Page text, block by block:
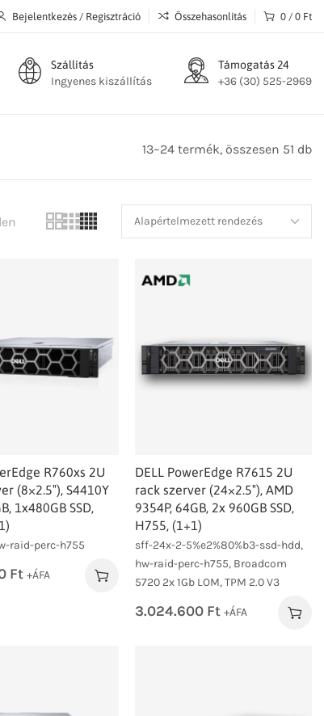
Bejelentkezés / Regisztráció Összehasonlítás 0 / 0 Ft
Szállítás
Ingyenes kiszállítás
Támogatás 24
+36 (30) 525-2969
13–24 termék, összesen 51 db
R760xs 2U
(8×2.5″), S4410Y
1x480GB SSD,
raid-perc-h755
Ft +ÁFA
DELL PowerEdge R7615 2U
rack szerver (24×2.5″), AMD
9354P, 64GB, 2x 960GB SSD,
H755, (1+1)
sff-24x-2-5%e2%80%b3-ssd-hdd,
hw-raid-perc-h755, Broadcom
5720 2x 1Gb LOM, TPM 2.0 V3
3.024.600 Ft +ÁFA